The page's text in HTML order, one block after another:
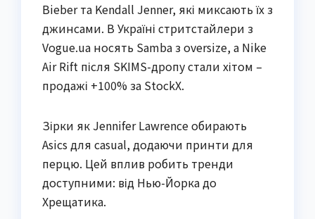
Bieber та Kendall Jenner, які миксають їх з
джинсами. В Україні стритстайлери з
Vogue.ua носять Samba з oversize, а Nike
Air Rift після SKIMS-дропу стали хітом –
продажі +100% за StockX.
Зірки як Jennifer Lawrence обирають
Asics для casual, додаючи принти для
перцю. Цей вплив робить тренди
доступними: від Нью-Йорка до
Хрещатика.